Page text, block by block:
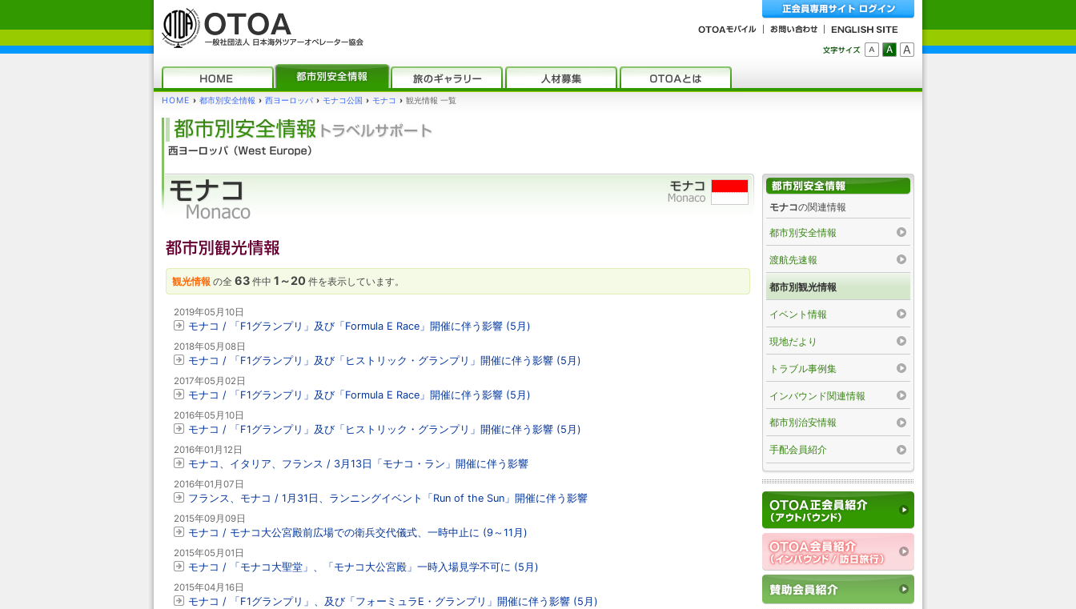
HOME › 都市別安全情報 › 西ヨーロッパ › モナコ公国 › モナコ › 観光情報 一覧
観光情報 の全 63 件中 1～20 件を表示しています。
2019年05月10日
モナコ / 「F1グランプリ」及び「Formula E Race」開催に伴う影響 (5月)
2018年05月08日
モナコ / 「F1グランプリ」及び「ヒストリック・グランプリ」開催に伴う影響 (5月)
2017年05月02日
モナコ / 「F1グランプリ」及び「Formula E Race」開催に伴う影響 (5月)
2016年05月10日
モナコ / 「F1グランプリ」及び「ヒストリック・グランプリ」開催に伴う影響 (5月)
2016年01月12日
モナコ、イタリア、フランス / 3月13日「モナコ・ラン」開催に伴う影響
2016年01月07日
フランス、モナコ / 1月31日、ランニングイベント「Run of the Sun」開催に伴う影響
2015年09月09日
モナコ / モナコ大公宮殿前広場での衛兵交代儀式、一時中止に (9～11月)
2015年05月01日
モナコ / 「モナコ大聖堂」、「モナコ大公宮殿」一時入場見学不可に (5月)
2015年04月16日
モナコ / 「F1グランプリ」、及び「フォーミュラE・グランプリ」開催に伴う影響 (5月)
モナコの関連情報
都市別安全情報
渡航先速報
都市別観光情報
イベント情報
現地だより
トラブル事例集
インバウンド関連情報
都市別治安情報
手配会員紹介